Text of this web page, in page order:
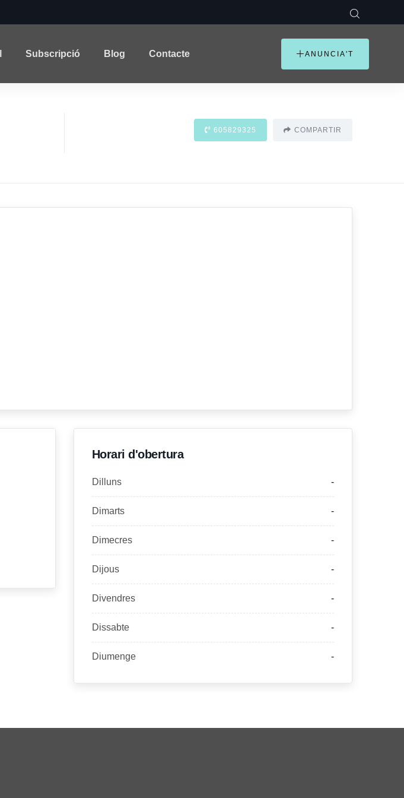
Subscripció Blog Contacte ANUNCIA'T
605829325 COMPARTIR
Horari d'obertura
Dilluns -
Dimarts -
Dimecres -
Dijous -
Divendres -
Dissabte -
Diumenge -